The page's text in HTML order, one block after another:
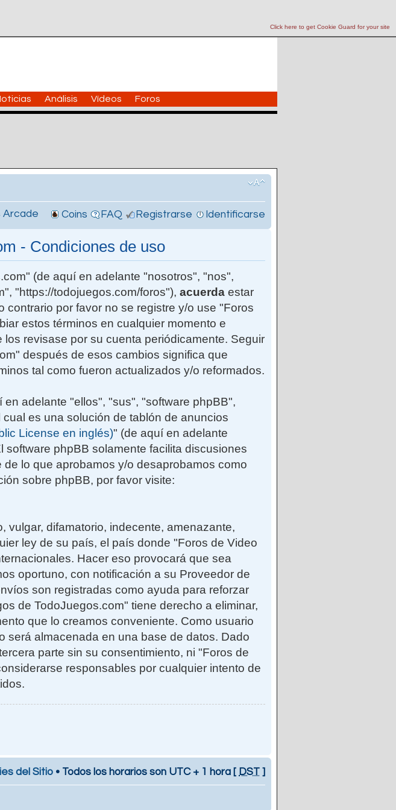
Click here to get Cookie Guard for your site
Análisis Vídeos Foros
Arcade Coins FAQ Registrarse Identificarse
- Condiciones de uso
(de aquí en adelante "nosotros", "nos",
"https://todojuegos.com/foros"), acuerda estar
contrario por favor no se registre y/o use "Foros
estos términos en cualquier momento e
revisase por su cuenta periódicamente. Seguir
después de esos cambios significa que
tal como fueron actualizados y/o reformados.
adelante "ellos", "sus", "software phpBB",
es una solución de tablón de anuncios
License en inglés)" (de aquí en adelante
software phpBB solamente facilita discusiones
lo que aprobamos y/o desaprobamos como
sobre phpBB, por favor visite:
vulgar, difamatorio, indecente, amenazante,
ley de su país, el país donde "Foros de Video
Hacer eso provocará que sea
oportuno, con notificación a su Proveedor de
son registradas como ayuda para reforzar
de TodoJuegos.com" tiene derecho a eliminar,
que lo creamos conveniente. Como usuario
será almacenada en una base de datos. Dado
parte sin su consentimiento, ni "Foros de
responsables por cualquier intento de
del Sitio • Todos los horarios son UTC + 1 hora [ DST ]